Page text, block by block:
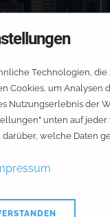
Technologien,
Cookies, um Analysen
Nutzungserlebnis der
unten auf
welche Daten